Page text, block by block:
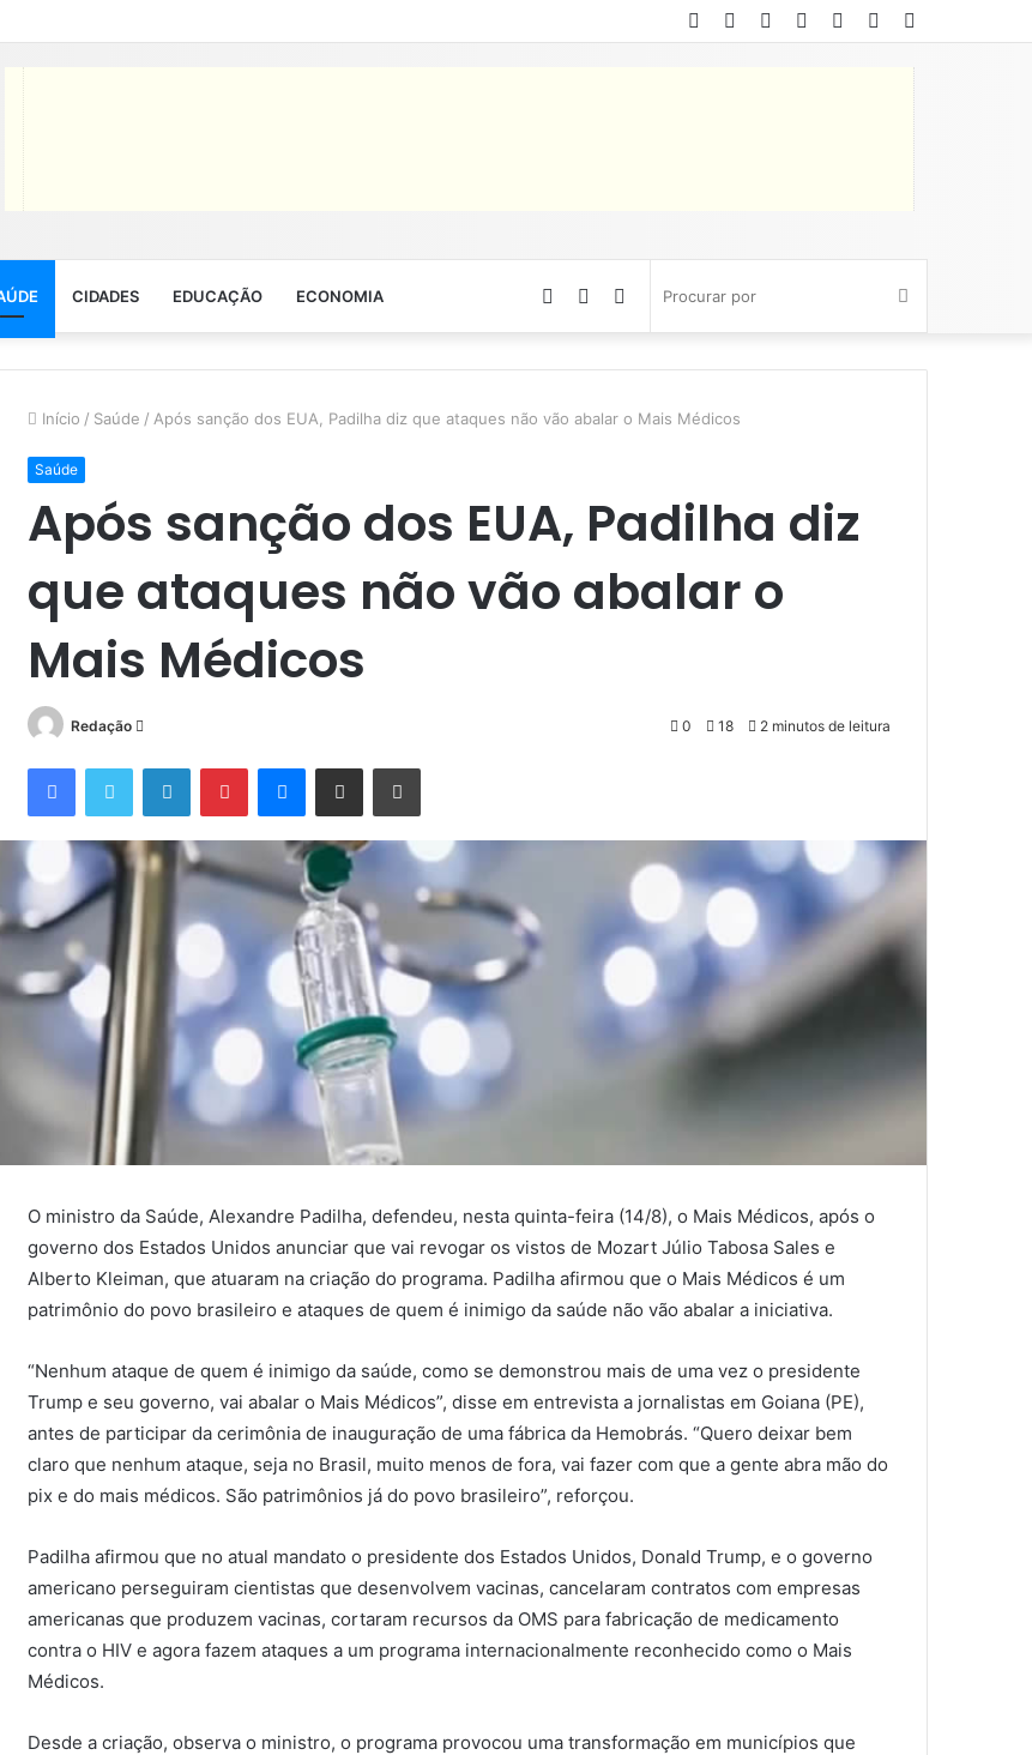
Artigo
aleatório
Entrar
Instagram
YouTube
Twitter
Facebook
CIDADES EDUCAÇÃO ECONOMIA Procurar
por
Switch
skin
Barra
Lateral
Artigo
aleatório
Início / Saúde / Após sanção dos EUA, Padilha diz que ataques não vão abalar o Mais Médicos
Saúde
Após sanção dos EUA, Padilha diz
que ataques não vão abalar o
Mais Médicos
Redação
mail
0 18 2 minutos de leitura
FacebookTwitter LinkedinPinterestMessenger
Compartilhar via e-mail Imprimir
O ministro da Saúde, Alexandre Padilha, defendeu, nesta quinta-feira (14/8), o Mais Médicos, após o
governo dos Estados Unidos anunciar que vai revogar os vistos de Mozart Júlio Tabosa Sales e
Alberto Kleiman, que atuaram na criação do programa. Padilha afirmou que o Mais Médicos é um
patrimônio do povo brasileiro e ataques de quem é inimigo da saúde não vão abalar a iniciativa.
“Nenhum ataque de quem é inimigo da saúde, como se demonstrou mais de uma vez o presidente
Trump e seu governo, vai abalar o Mais Médicos”, disse em entrevista a jornalistas em Goiana (PE),
antes de participar da cerimônia de inauguração de uma fábrica da Hemobrás. “Quero deixar bem
claro que nenhum ataque, seja no Brasil, muito menos de fora, vai fazer com que a gente abra mão do
pix e do mais médicos. São patrimônios já do povo brasileiro”, reforçou.
Padilha afirmou que no atual mandato o presidente dos Estados Unidos, Donald Trump, e o governo
americano perseguiram cientistas que desenvolvem vacinas, cancelaram contratos com empresas
americanas que produzem vacinas, cortaram recursos da OMS para fabricação de medicamento
contra o HIV e agora fazem ataques a um programa internacionalmente reconhecido como o Mais
Médicos.
Desde a criação, observa o ministro, o programa provocou uma transformação em municípios que